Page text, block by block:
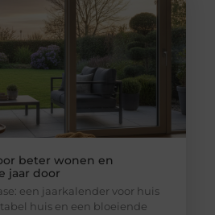
beter wonen en
jaar door
een jaarkalender voor huis
huis en een bloeiende